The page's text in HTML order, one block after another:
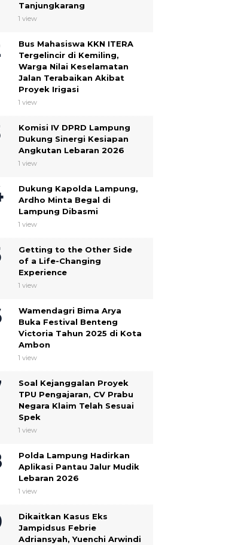
Tanjungkarang
1 view
Bus Mahasiswa KKN ITERA
Tergelincir di Kemiling,
Warga Nilai Keselamatan
Jalan Terabaikan Akibat
Proyek Irigasi
1 view
Komisi IV DPRD Lampung
Dukung Sinergi Kesiapan
Angkutan Lebaran 2026
1 view
Dukung Kapolda Lampung,
Ardho Minta Begal di
Lampung Dibasmi
1 view
Getting to the Other Side
of a Life-Changing
Experience
1 view
Wamendagri Bima Arya
Buka Festival Benteng
Victoria Tahun 2025 di Kota
Ambon
1 view
Soal Kejanggalan Proyek
TPU Pengajaran, CV Prabu
Negara Klaim Telah Sesuai
Spek ‎
1 view
Polda Lampung Hadirkan
Aplikasi Pantau Jalur Mudik
Lebaran 2026
1 view
Dikaitkan Kasus Eks
Jampidsus Febrie
Adriansyah, Yuenchi Arwindi